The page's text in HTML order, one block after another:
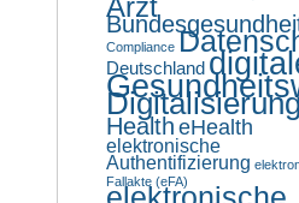
Arzt
Compliance
Deutschland
Digitalisierung
Health eHealth
elektronische
Authentifizierung
Fallakte (eFA)